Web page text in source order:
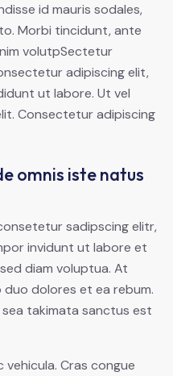
id mauris sodales,
Morbi tincidunt, ante
volutpSectetur
adipiscing elit,
ut labore. Ut vel
Consectetur adipiscing
omnis iste natus
sadipscing elitr,
invidunt ut labore et
diam voluptua. At
dolores et ea rebum.
takimata sanctus est
Cras congue